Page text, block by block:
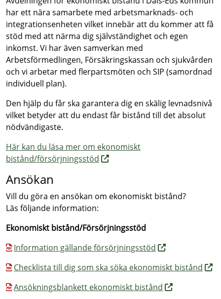
har ett nära samarbete med arbetsmarknads- och
integrationsenheten vilket innebär att du kommer att få
stöd med att närma dig självständighet och egen
inkomst. Vi har även samverkan med
Arbetsförmedlingen, Försäkringskassan och sjukvården
och vi arbetar med flerpartsmöten och SIP (samordnad
individuell plan).
Den hjälp du får ska garantera dig en skälig levnadsnivå
vilket betyder att du endast får bistånd till det absolut
nödvändigaste.
Här kan du läsa mer om ekonomiskt
bistånd/försörjningsstöd
Ansökan
Vill du göra en ansökan om ekonomiskt bistånd?
Läs följande information:
Ekonomiskt bistånd/Försörjningsstöd
Information gällande försörjningsstöd
Checklista till dig som ska söka ekonomiskt bistånd
Ansökningsblankett ekonomiskt bistånd